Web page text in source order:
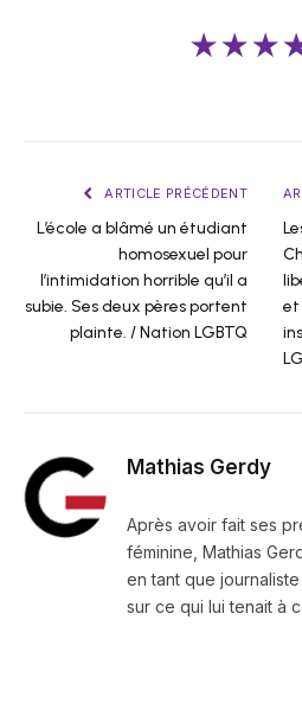
ARTICLE PRÉCÉDENT
L’école a blâmé un étudiant
homosexuel pour
l’intimidation horrible qu’il a
subie. Ses deux pères portent
plainte. / Nation LGBTQ
et
Mathias Gerdy
Après avoir fait ses
féminine, Mathias
en tant que
sur ce qui lui tenait à